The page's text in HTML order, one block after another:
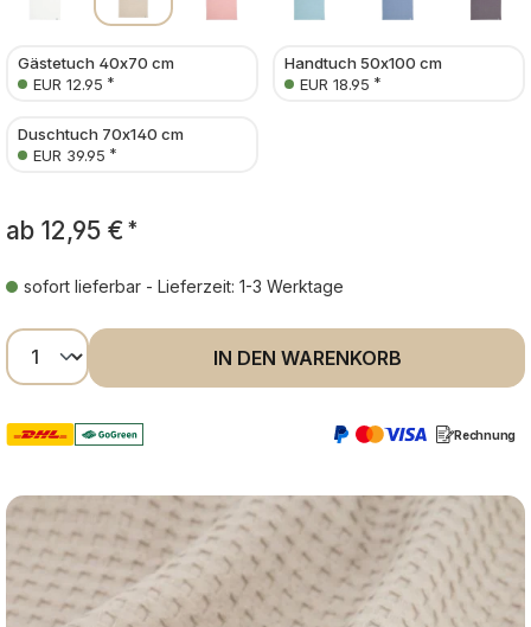
Gästetuch 40x70 cm
EUR 12.95 *
Handtuch 50x100 cm
EUR 18.95 *
Duschtuch 70x140 cm
EUR 39.95 *
ab 12,95 € *
sofort lieferbar - Lieferzeit: 1-3 Werktage
Produkt Anzahl: Gib den gewünschten
IN DEN WARENKORB
Rechnung